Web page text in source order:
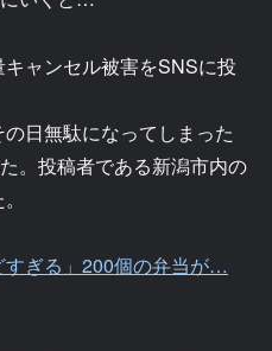
ャンセル被害をSNSに投
日無駄になってしまった
。投稿者である新潟市内の
すぎる」200個の弁当が…